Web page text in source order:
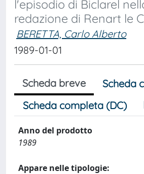
l'episodio di Biclarel
redazione di Renart le
BERETTA, Carlo Alberto
1989-01-01
Scheda breve
Scheda
Scheda completa (DC)
Anno del prodotto
1989
Appare nelle tipologie: